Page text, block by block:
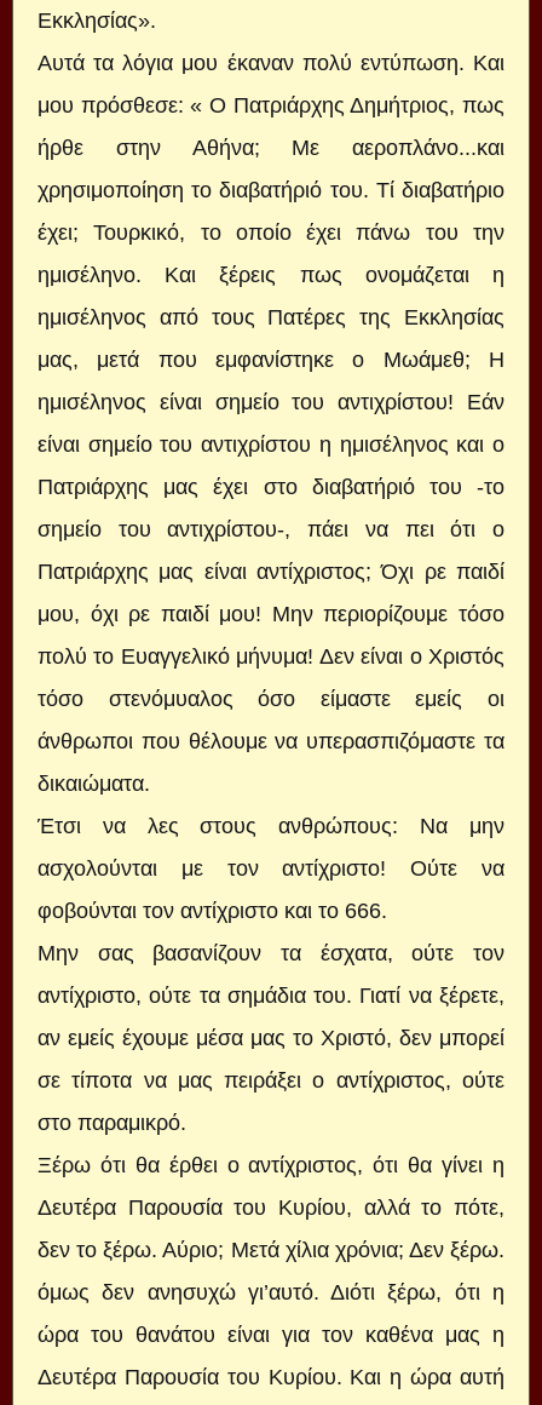
Εκκλησίας».
Αυτά τα λόγια μου έκαναν πολύ εντύπωση. Και
μου πρόσθεσε: « Ο Πατριάρχης Δημήτριος, πως
ήρθε στην Αθήνα; Με αεροπλάνο...και
χρησιμοποίηση το διαβατήριό του. Τί διαβατήριο
έχει; Τουρκικό, το οποίο έχει πάνω του την
ημισέληνο. Και ξέρεις πως ονομάζεται η
ημισέληνος από τους Πατέρες της Εκκλησίας
μας, μετά που εμφανίστηκε ο Μωάμεθ; Η
ημισέληνος είναι σημείο του αντιχρίστου! Εάν
είναι σημείο του αντιχρίστου η ημισέληνος και ο
Πατριάρχης μας έχει στο διαβατήριό του -το
σημείο του αντιχρίστου-, πάει να πει ότι ο
Πατριάρχης μας είναι αντίχριστος; Όχι ρε παιδί
μου, όχι ρε παιδί μου! Μην περιορίζουμε τόσο
πολύ το Ευαγγελικό μήνυμα! Δεν είναι ο Χριστός
τόσο στενόμυαλος όσο είμαστε εμείς οι
άνθρωποι που θέλουμε να υπερασπιζόμαστε τα
δικαιώματα.
Έτσι να λες στους ανθρώπους: Να μην
ασχολούνται με τον αντίχριστο! Ούτε να
φοβούνται τον αντίχριστο και το 666.
Μην σας βασανίζουν τα έσχατα, ούτε τον
αντίχριστο, ούτε τα σημάδια του. Γιατί να ξέρετε,
αν εμείς έχουμε μέσα μας το Χριστό, δεν μπορεί
σε τίποτα να μας πειράξει ο αντίχριστος, ούτε
στο παραμικρό.
Ξέρω ότι θα έρθει ο αντίχριστος, ότι θα γίνει η
Δευτέρα Παρουσία του Κυρίου, αλλά το πότε,
δεν το ξέρω. Αύριο; Μετά χίλια χρόνια; Δεν ξέρω.
όμως δεν ανησυχώ γι’αυτό. Διότι ξέρω, ότι η
ώρα του θανάτου είναι για τον καθένα μας η
Δευτέρα Παρουσία του Κυρίου. Και η ώρα αυτή